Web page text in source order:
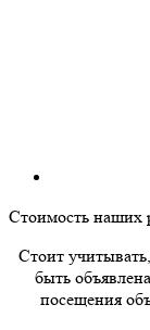
Стоимость наших
Стоит
быть
посещения